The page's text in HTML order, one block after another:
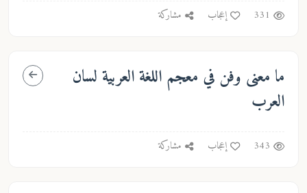
331 إعجاب مشاركة
ما معنى وفنفي معجم اللغة العربية لسان
العرب
343 إعجاب مشاركة